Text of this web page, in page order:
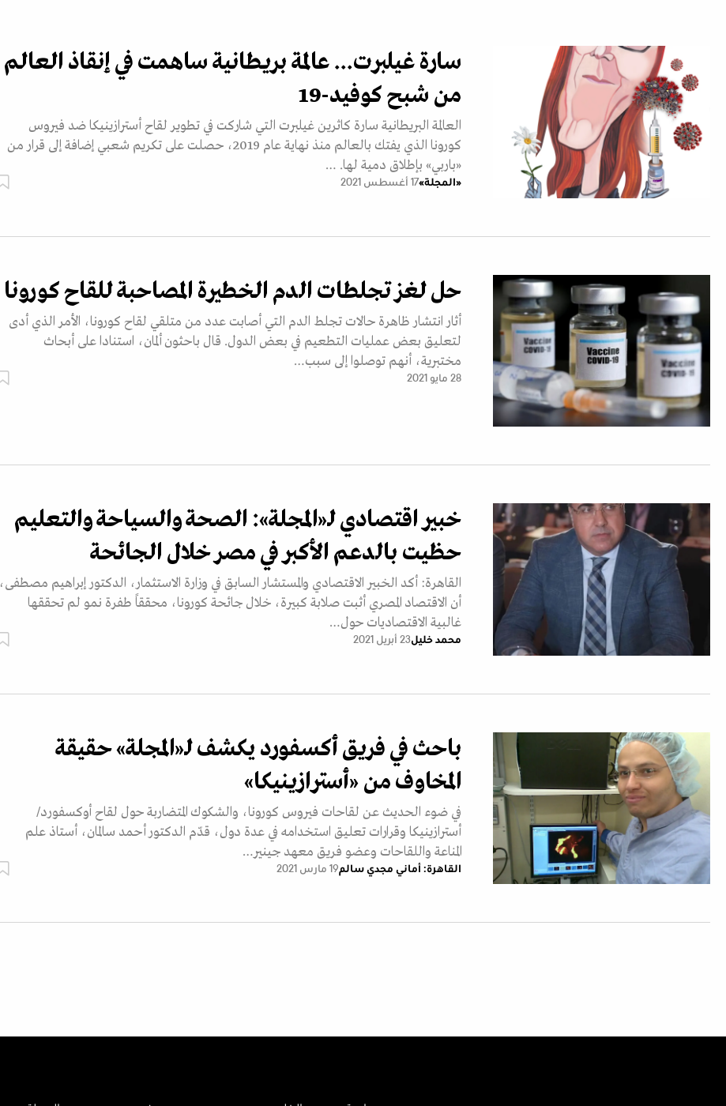
سارة غيلبرت... عالمة بريطانية ساهمت في إنقاذ العالم
من شبح كوفيد-19
العالمة البريطانية سارة كاثرين غيلبرت التي شاركت في تطوير لقاح أسترازينيكا ضد فيروس
كورونا الذي يفتك بالعالم منذ نهاية عام 2019، حصلت على تكريم شعبي إضافة إلى قرار من
«باربي» بإطلاق دمية لها. …
«المجلة»17 أغسطس 2021
حل لغز تجلطات الدم الخطيرة المصاحبة للقاح كورونا
أثار انتشار ظاهرة حالات تجلط الدم التي أصابت عدد من متلقي لقاح كورونا، الأمر الذي أدى
لتعليق بعض عمليات التطعيم في بعض الدول. قال باحثون ألمان، استنادا على أبحاث
مختبرية، أنهم توصلوا إلى سبب…
28 مايو 2021
خبير اقتصادي لـ«المجلة»: الصحة والسياحة والتعليم
حظيت بالدعم الأكبر في مصر خلال الجائحة
القاهرة: أكد الخبير الاقتصادي والمستشار السابق في وزارة الاستثمار، الدكتور إبراهيم مصطفى،
أن الاقتصاد المصري أثبت صلابة كبيرة، خلال جائحة كورونا، محققاً طفرة نمو لم تحققها
غالبية الاقتصاديات حول…
محمد خليل23 أبريل 2021
باحث في فريق أكسفورد يكشف لـ«المجلة» حقيقة
المخاوف من «أسترازينيكا»
في ضوء الحديث عن لقاحات فيروس كورونا، والشكوك المتضاربة حول لقاح أوكسفورد/
أسترازينيكا وقرارات تعليق استخدامه في عدة دول، قدّم الدكتور أحمد سالمان، أستاذ علم
المناعة واللقاحات وعضو فريق معهد جينير…
القاهرة: أماني مجدي سالم19 مارس 2021